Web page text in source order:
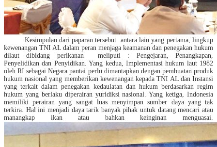
Kesimpulan dari paparan tersebut antara lain yang pertama, lingkup
kewenangan TNI AL dalam peran menjaga keamanan dan penegakan hukum
dilaut dibidang perikanan meliputi : Pengejaran, Penangkapan,
Penyelidikan dan Penyidikan. Yang kedua, Implementasi hukum laut 1982
oleh RI sebagai Negara pantai perlu dimantapkan dengan pembuatan produk
hukum nasional yang memberikan kewenangan kepada TNI AL dan Instansi
yang terkait dalam penegakan kedaulatan dan hukum berdasarkan regim
hukum yang berlaku diperairan yuridiksi nasional. Yang ketiga, Indonesia
memiliki perairan yang sangat luas menyimpan sumber daya yang tak
terkira. Hal ini menjadi daya tarik banyak pihak untuk datang mencari atau
manangkap ikan atau bahkan keinginan menguasai.